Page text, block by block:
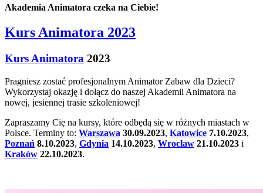
Akademia Animatora czeka na Ciebie!
Kurs Animatora 2023
Kurs Animatora 2023
Pragniesz zostać profesjonalnym Animator Zabaw dla Dzieci?
Wykorzystaj okazję i dołącz do naszej Akademii Animatora na
nowej, jesiennej trasie szkoleniowej!
Zapraszamy Cię na kursy, które odbędą się w różnych miastach w
Polsce. Terminy to: Warszawa 30.09.2023, Katowice 7.10.2023,
Poznań 8.10.2023, Gdynia 14.10.2023, Wrocław 21.10.2023 i
Kraków 22.10.2023.